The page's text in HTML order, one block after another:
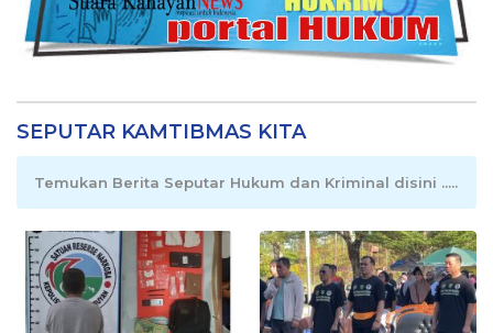
SEPUTAR KAMTIBMAS KITA
Temukan Berita Seputar Hukum dan Kriminal disini .....